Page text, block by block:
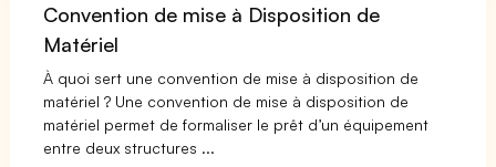
Convention de mise à Disposition de
Matériel
À quoi sert une convention de mise à disposition de
matériel ? Une convention de mise à disposition de
matériel permet de formaliser le prêt d’un équipement
entre deux structures ...